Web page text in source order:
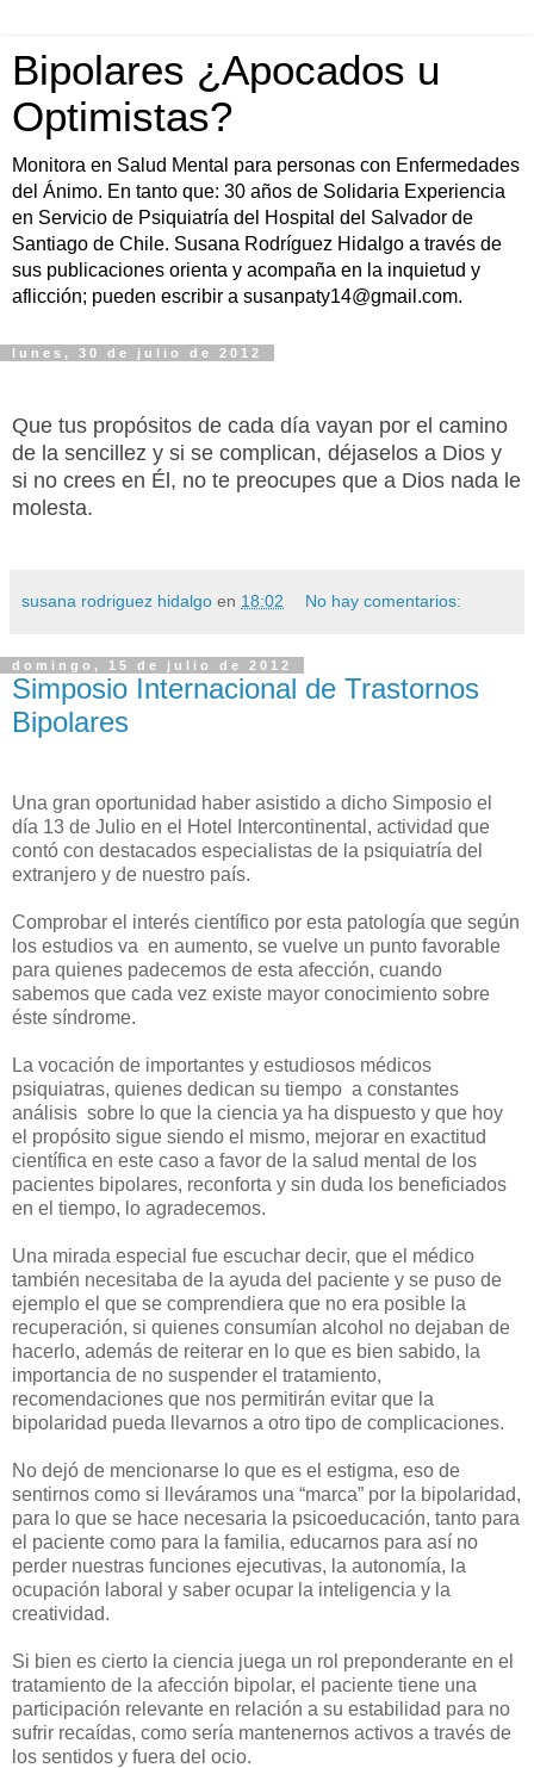
Bipolares ¿Apocados u
Optimistas?
Monitora en Salud Mental para personas con Enfermedades
del Ánimo. En tanto que: 30 años de Solidaria Experiencia
en Servicio de Psiquiatría del Hospital del Salvador de
Santiago de Chile. Susana Rodríguez Hidalgo a través de
sus publicaciones orienta y acompaña en la inquietud y
aflicción; pueden escribir a susanpaty14@gmail.com.
lunes, 30 de julio de 2012
Que tus propósitos de cada día vayan por el camino
de la sencillez y si se complican, déjaselos a Dios y
si no crees en Él, no te preocupes que a Dios nada le
molesta.
susana rodriguez hidalgo en 18:02 No hay comentarios:
domingo, 15 de julio de 2012
Simposio Internacional de Trastornos
Bipolares
Una gran oportunidad haber asistido a dicho Simposio el
día 13 de Julio en el Hotel Intercontinental, actividad que
contó con destacados especialistas de la psiquiatría del
extranjero y de nuestro país.
Comprobar el interés científico por esta patología que según
los estudios va en aumento, se vuelve un punto favorable
para quienes padecemos de esta afección, cuando
sabemos que cada vez existe mayor conocimiento sobre
éste síndrome.
La vocación de importantes y estudiosos médicos
psiquiatras, quienes dedican su tiempo a constantes
análisis sobre lo que la ciencia ya ha dispuesto y que hoy
el propósito sigue siendo el mismo, mejorar en exactitud
científica en este caso a favor de la salud mental de los
pacientes bipolares, reconforta y sin duda los beneficiados
en el tiempo, lo agradecemos.
Una mirada especial fue escuchar decir, que el médico
también necesitaba de la ayuda del paciente y se puso de
ejemplo el que se comprendiera que no era posible la
recuperación, si quienes consumían alcohol no dejaban de
hacerlo, además de reiterar en lo que es bien sabido, la
importancia de no suspender el tratamiento,
recomendaciones que nos permitirán evitar que la
bipolaridad pueda llevarnos a otro tipo de complicaciones.
No dejó de mencionarse lo que es el estigma, eso de
sentirnos como si lleváramos una “marca” por la bipolaridad,
para lo que se hace necesaria la psicoeducación, tanto para
el paciente como para la familia, educarnos para así no
perder nuestras funciones ejecutivas, la autonomía, la
ocupación laboral y saber ocupar la inteligencia y la
creatividad.
Si bien es cierto la ciencia juega un rol preponderante en el
tratamiento de la afección bipolar, el paciente tiene una
participación relevante en relación a su estabilidad para no
sufrir recaídas, como sería mantenernos activos a través de
los sentidos y fuera del ocio.